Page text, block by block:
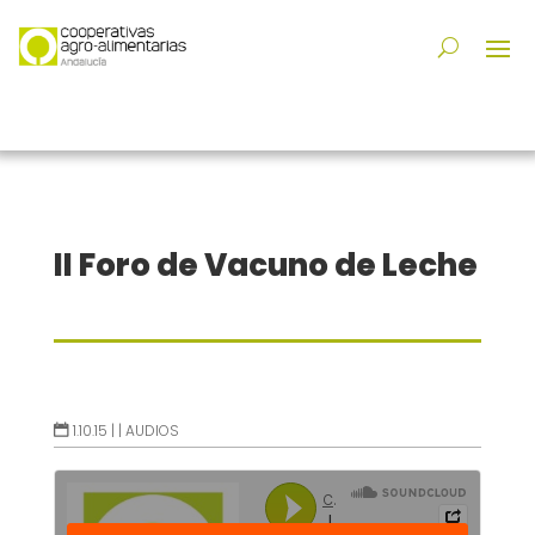
II Foro de Vacuno de Leche
1.10.15 | | AUDIOS